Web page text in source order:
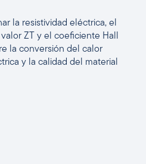
la resistividad eléctrica, el
ZT y el coeficiente Hall
la conversión del calor
y la calidad del material